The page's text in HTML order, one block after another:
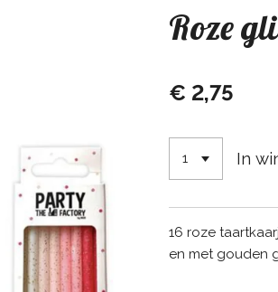
Roze
€ 2,75
In
16 roze
en met gouden